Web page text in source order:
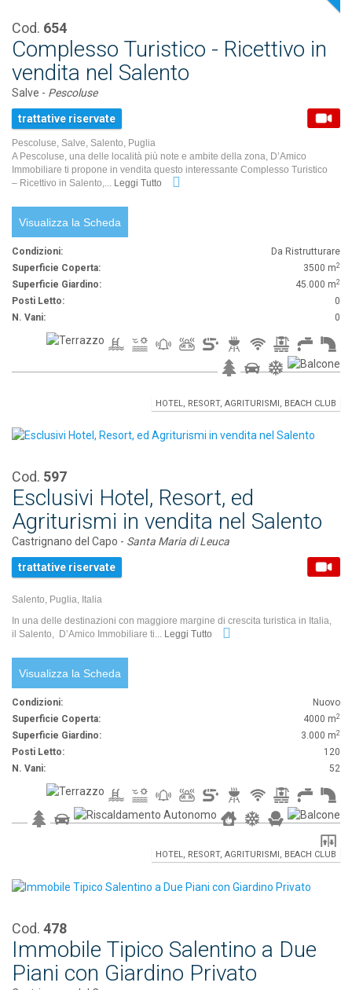
Cod. 654
Complesso Turistico - Ricettivo in
vendita nel Salento
Salve - Pescoluse
trattative riservate
Pescoluse, Salve, Salento, Puglia
A Pescoluse, una delle località più note e ambite della zona, D’Amico
Immobiliare ti propone in vendita questo interessante Complesso Turistico
– Ricettivo in Salento,... Leggi Tutto
Visualizza la Scheda
Condizioni:
Da Ristrutturare
Superficie Coperta:
3500 m2
Superficie Giardino: 45.000 m2
Posti Letto:
0
N. Vani:
0
HOTEL, RESORT, AGRITURISMI, BEACH CLUB
Cod. 597
Esclusivi Hotel, Resort, ed
Agriturismi in vendita nel Salento
Castrignano del Capo - Santa Maria di Leuca
trattative riservate
Salento, Puglia, Italia
In una delle destinazioni con maggiore margine di crescita turistica in Italia,
il Salento, D’Amico Immobiliare ti... Leggi Tutto
Visualizza la Scheda
Condizioni:
Nuovo
Superficie Coperta:
4000 m2
Superficie Giardino: 3.000 m2
Posti Letto:
120
N. Vani:
52
HOTEL, RESORT, AGRITURISMI, BEACH CLUB
Cod. 478
Immobile Tipico Salentino a Due
Piani con Giardino Privato